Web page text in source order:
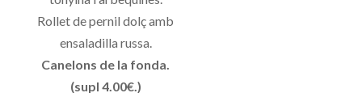
Rollet de pernil dolç amb
ensaladilla russa.
Canelons de la fonda.
(supl 4.00€.)